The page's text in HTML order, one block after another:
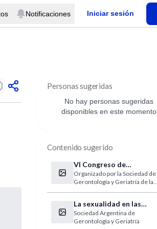
Notificaciones Iniciar sesión
Personas sugeridas
No hay personas sugeridas
disponibles en este momento
Contenido sugerido
VI Congreso de
Gerontología y
Geriatría
Organizado por la Sociedad de
Gerontología y Geriatría de la
La sexualidad en las
distintas etapas del
envejecimiento
Sociedad Argentina de
Gerontología y Geriatría